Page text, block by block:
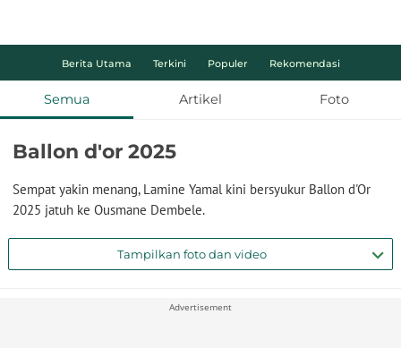
Berita Utama Terkini Populer Rekomendasi
Semua Artikel Foto
Ballon d'or 2025
Sempat yakin menang, Lamine Yamal kini bersyukur Ballon d'Or
2025 jatuh ke Ousmane Dembele.
Tampilkan foto dan video
Advertisement